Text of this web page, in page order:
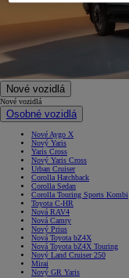
Nové vozidlá
Nové vozidlá
Osobné vozidlá
Nové Aygo X
Nový Yaris
Yaris Cross
Nový Yaris Cross
Urban Cruiser
Corolla Hatchback
Corolla Sedan
Corolla Touring Sports Kombi
Toyota C-HR
Nová RAV4
Nová Camry
Nový Prius
Nová Toyota bZ4X
Nová Toyota bZ4X Touring
Nový Land Cruiser 250
Mirai
Nový GR Yaris